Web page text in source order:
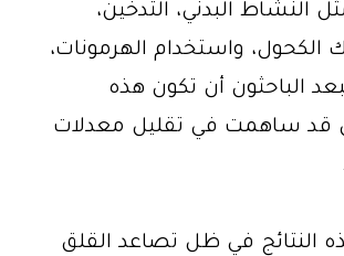
النشاط البدني، التدخين،
الكحول، واستخدام الهرمونات،
الباحثون أن تكون هذه
قد ساهمت في تقليل معدلات
النتائج في ظل تصاعد القلق